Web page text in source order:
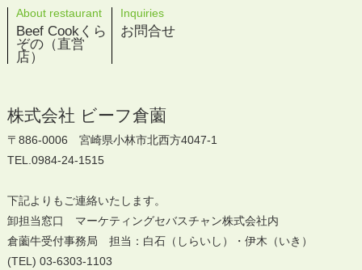
About restaurant
Beef Cookくら
ぞの（直営
店）
Inquiries
お問合せ
株式会社 ビーフ倉薗
〒886-0006 宮崎県小林市北西方4047-1
TEL.0984-24-1515
下記よりもご連絡いたします。
卸担当窓口 マーケティングセバスチャン株式会社内
倉薗牛受付事務局 担当：白石（しらいし）・伊木（いき）
(TEL) 03-6303-1103